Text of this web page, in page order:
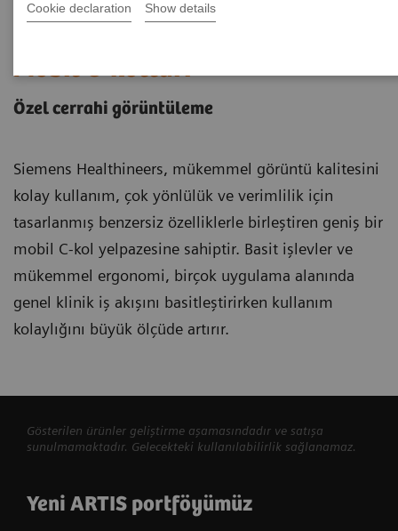
Cookie declaration Show details
Mobil C-kolları
Özel cerrahi görüntüleme
Siemens Healthineers, mükemmel görüntü kalitesini
kolay kullanım, çok yönlülük ve verimlilik için
tasarlanmış benzersiz özelliklerle birleştiren geniş bir
mobil C-kol yelpazesine sahiptir. Basit işlevler ve
mükemmel ergonomi, birçok uygulama alanında
genel klinik iş akışını basitleştirirken kullanım
kolaylığını büyük ölçüde artırır.
Gösterilen ürünler geliştirme aşamasındadır ve satışa
sunulmamaktadır. Gelecekteki kullanılabilirlik sağlanamaz.
Yeni ARTIS portföyümüz